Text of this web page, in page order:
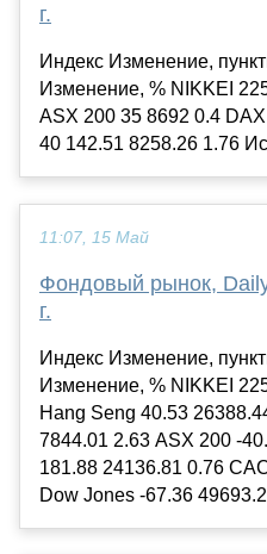
г.
Индекс Изменение,
Изменение, % NIKKEI
ASX 200 35 8692 0.4
40 142.51 8258.26 1.76
11:07, 15 Май
Фондовый рынок,
г.
Индекс Изменение,
Изменение, % NIKKEI
Hang Seng 40.53
7844.01 2.63 ASX 200 -
181.88 24136.81 0.76
Dow Jones -67.36